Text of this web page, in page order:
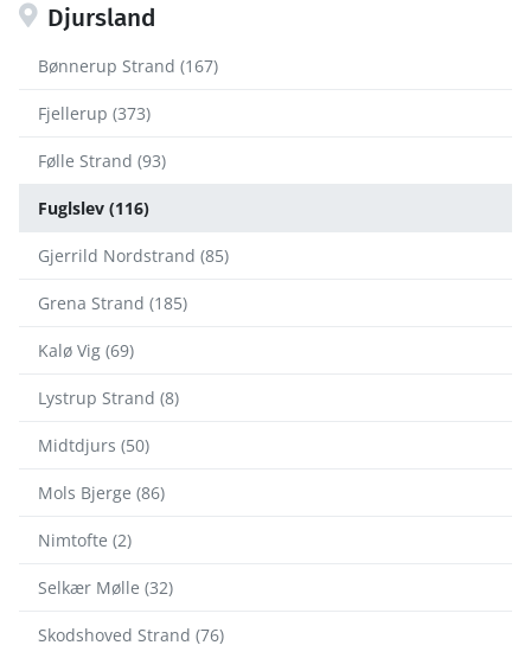
Djursland
Bønnerup Strand (167)
Fjellerup (373)
Følle Strand (93)
Fuglslev (116)
Gjerrild Nordstrand (85)
Grena Strand (185)
Kalø Vig (69)
Lystrup Strand (8)
Midtdjurs (50)
Mols Bjerge (86)
Nimtofte (2)
Selkær Mølle (32)
Skodshoved Strand (76)